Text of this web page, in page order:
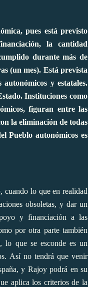
pues está previsto
la cantidad
durante más de
(un mes). Está prevista
y estatales.
Instituciones como
figuran entre las
la eliminación de todas
Pueblo autonómicos es
cuando lo que en realidad
obsoletas, y dar un
y financiación a las
por otra parte también
lo que se esconde es un
Así no tendrá que venir
y Rajoy podrá en su
aplica los criterios de la